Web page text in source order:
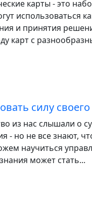
карты - это
использоваться
и принятия
карт с
силу
из нас слышали о
- но не все знают,
научиться
может стать...